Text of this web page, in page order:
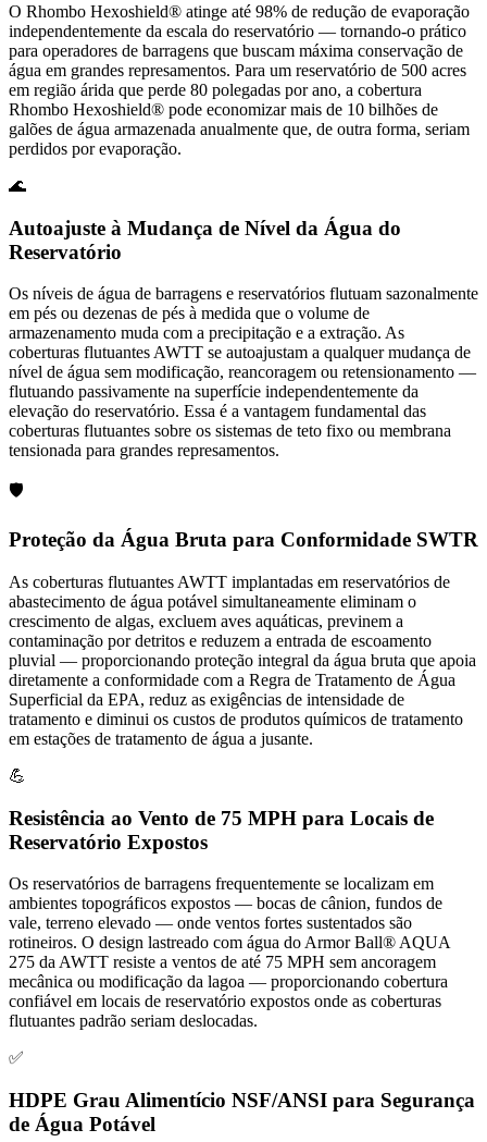
O Rhombo Hexoshield® atinge até 98% de redução de evaporação
independentemente da escala do reservatório — tornando-o prático
para operadores de barragens que buscam máxima conservação de
água em grandes represamentos. Para um reservatório de 500 acres
em região árida que perde 80 polegadas por ano, a cobertura
Rhombo Hexoshield® pode economizar mais de 10 bilhões de
galões de água armazenada anualmente que, de outra forma, seriam
perdidos por evaporação.
🌊
Autoajuste à Mudança de Nível da Água do
Reservatório
Os níveis de água de barragens e reservatórios flutuam sazonalmente
em pés ou dezenas de pés à medida que o volume de
armazenamento muda com a precipitação e a extração. As
coberturas flutuantes AWTT se autoajustam a qualquer mudança de
nível de água sem modificação, reancoragem ou retensionamento —
flutuando passivamente na superfície independentemente da
elevação do reservatório. Essa é a vantagem fundamental das
coberturas flutuantes sobre os sistemas de teto fixo ou membrana
tensionada para grandes represamentos.
🛡️
Proteção da Água Bruta para Conformidade SWTR
As coberturas flutuantes AWTT implantadas em reservatórios de
abastecimento de água potável simultaneamente eliminam o
crescimento de algas, excluem aves aquáticas, previnem a
contaminação por detritos e reduzem a entrada de escoamento
pluvial — proporcionando proteção integral da água bruta que apoia
diretamente a conformidade com a Regra de Tratamento de Água
Superficial da EPA, reduz as exigências de intensidade de
tratamento e diminui os custos de produtos químicos de tratamento
em estações de tratamento de água a jusante.
💪
Resistência ao Vento de 75 MPH para Locais de
Reservatório Expostos
Os reservatórios de barragens frequentemente se localizam em
ambientes topográficos expostos — bocas de cânion, fundos de
vale, terreno elevado — onde ventos fortes sustentados são
rotineiros. O design lastreado com água do Armor Ball® AQUA
275 da AWTT resiste a ventos de até 75 MPH sem ancoragem
mecânica ou modificação da lagoa — proporcionando cobertura
confiável em locais de reservatório expostos onde as coberturas
flutuantes padrão seriam deslocadas.
✅
HDPE Grau Alimentício NSF/ANSI para Segurança
de Água Potável